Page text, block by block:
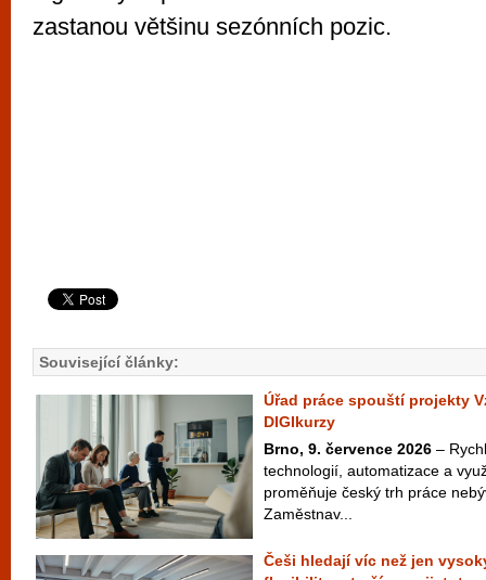
zastanou většinu sezónních pozic.
Související články:
Úřad práce spouští projekty
DIGIkurzy
Brno, 9. července 2026 –
technologií, automatizace a
proměňuje český trh práce
Zaměstnav...
Češi hledají víc než jen